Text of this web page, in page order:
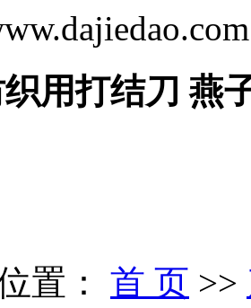
用打结刀 燕
置： 首 页 >>